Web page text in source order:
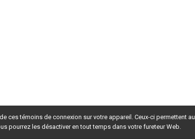
ces témoins de connexion sur votre appareil. Ceux-ci permettent au
pourrez les désactiver en tout temps dans votre fureteur Web.